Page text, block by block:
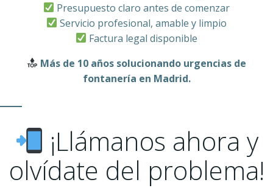
Presupuesto claro antes de comenzar
Servicio profesional, amable y limpio
Factura legal disponible
Más de 10 años solucionando urgencias de
fontanería en Madrid.
¡Llámanos ahora y
olvídate del problema!